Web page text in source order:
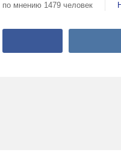
по мнению 1479 человек